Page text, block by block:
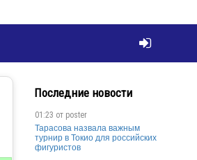

Последние новости
01:23 от poster
Тарасова назвала важным
турнир в Токио для российских
фигуристов